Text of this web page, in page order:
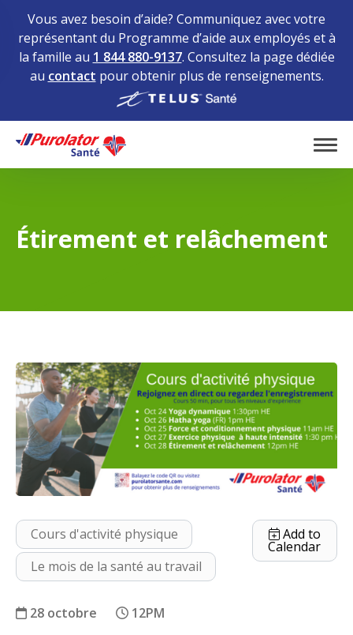
Vous avez besoin d’aide? Communiquez avec votre
représentant du Programme d’aide aux employés et à
la famille au 1 844 880-9137. Consultez la page dédiée
au contact pour obtenir plus de renseignements.
Home
Étirement et relâchement
Cours d'activité physique
Le mois de la santé au travail
Add to
Calendar
28 octobre 12PM